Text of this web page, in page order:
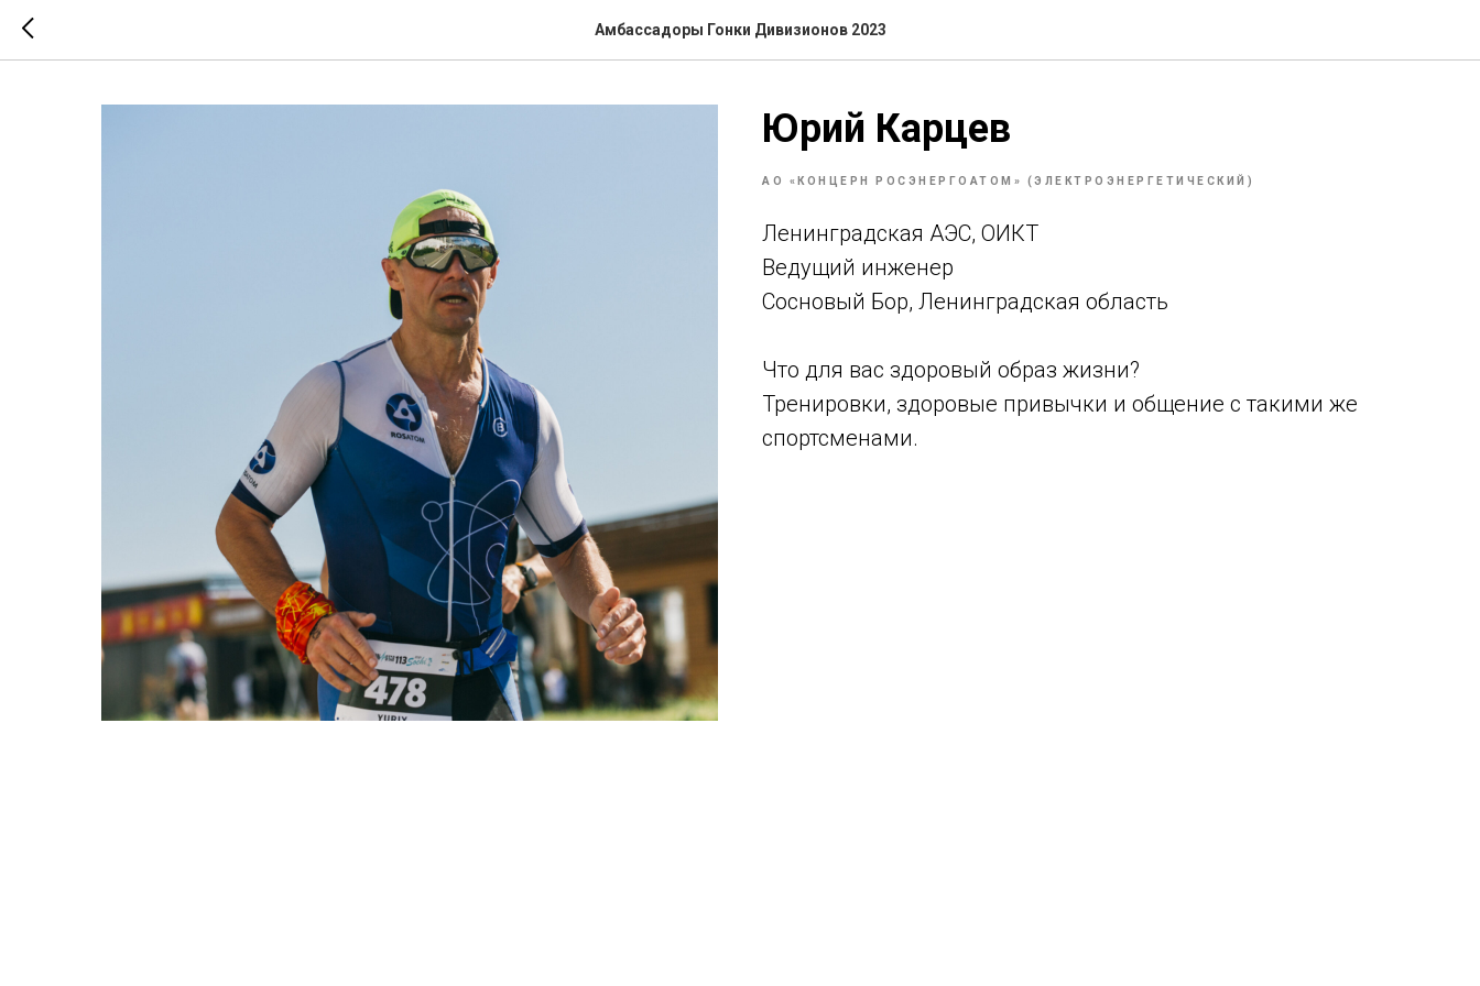
Амбассадоры Гонки Дивизионов 2023
Юрий Карцев
АО «КОНЦЕРН РОСЭНЕРГОАТОМ» (ЭЛЕКТРОЭНЕРГЕТИЧЕСКИЙ)
Ленинградская АЭС, ОИКТ
Ведущий инженер
Сосновый Бор, Ленинградская область
Что для вас здоровый образ жизни?
Тренировки, здоровые привычки и общение с такими же
спортсменами.